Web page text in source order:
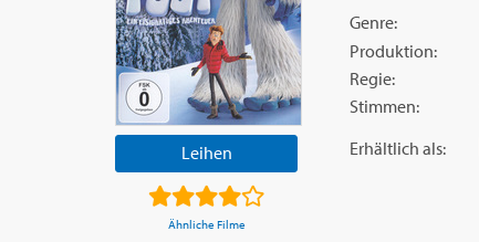
Leihen
Ähnliche Filme
Genre:
Produktion:
Regie:
Stimmen:
Erhältlich als: